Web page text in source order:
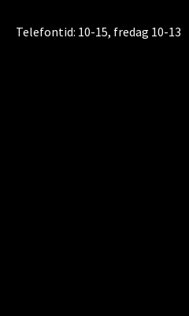
Telefontid: 10-15, fredag 10-13